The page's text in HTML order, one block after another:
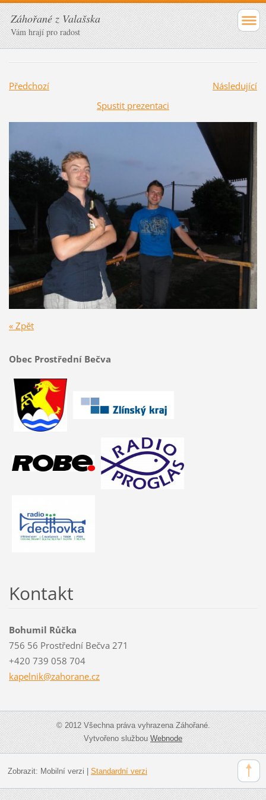
Záhořané z Valašska
Vám hrají pro radost
Předchozí
Následující
Spustit prezentaci
« Zpět
Obec Prostřední Bečva
Kontakt
Bohumil Růčka
756 56 Prostřední Bečva 271
+420 739 058 704
kapelnik@zahorane.cz
© 2012 Všechna práva vyhrazena Záhořané.
Vytvořeno službouWebnode
Zobrazit: Mobilní verzi Standardní verzi